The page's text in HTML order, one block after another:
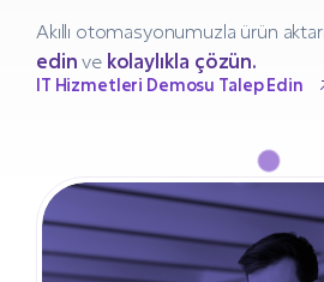
Akıllı otomasyonumuzla ürün
edinve kolaylıkla çözün.
IT Hizmetleri Demosu Talep Edin